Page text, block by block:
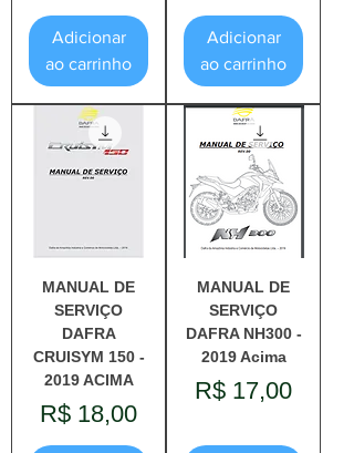
Adicionar
ao carrinho
Adicionar
ao carrinho
MANUAL DE
SERVIÇO
DAFRA
CRUISYM 150 -
2019 ACIMA
Preço
R$ 18,00
MANUAL DE
SERVIÇO
DAFRA NH300 -
2019 Acima
Preço
R$ 17,00